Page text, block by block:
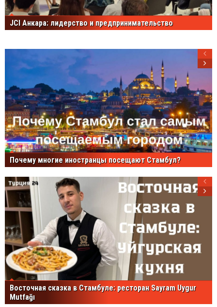
JCI Анкара: лидерство и предпринимательство
Почему многие иностранцы посещают Стамбул?
Восточная сказка в Стамбуле: ресторан Sayram Uygur
Mutfağı